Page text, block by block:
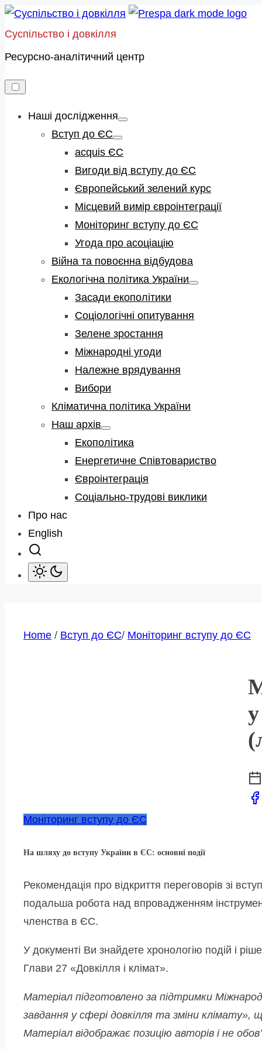
Skip
to
Суспільство і довкілля
Ресурсно-аналітичний центр
Наші дослідження
Show
Вступ до ЄС
Show
sub
menu
acquis ЄС
Вигоди від вступу до ЄС
Європейський зелений курс
Місцевий вимір євроінтеграції
Моніторинг вступу до ЄС
Угода про асоціацію
Війна та повоєнна відбудова
Екологічна політика України
Show
Засади екополітики
Соціологічні опитування
Зелене зростання
Міжнародні угоди
Належне врядування
Вибори
Кліматична політика України
Наш архів
Show
sub
menu
Екополітика
Енергетичне Співтовариство
Євроінтеграція
Соціально-трудові виклики
Про нас
English
Home / Вступ до ЄС/ Моніторинг вступу до ЄС
Моніторинг вступу до ЄС
На шляху до вступу України в ЄС: основні події
Рекомендація про відкриття переговорів зі
подальша робота над впровадженням
членства в ЄС.
У документі Ви знайдете хронологію подій і
Глави 27 «Довкілля і клімат».
Матеріал підготовлено за підтримки
завдання у сфері довкілля та зміни клімату»,
Матеріал відображає позицію авторів і не